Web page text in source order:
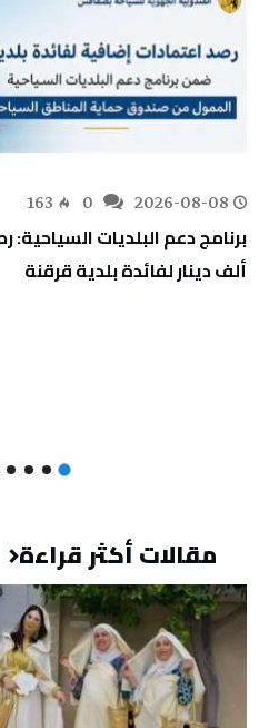
2026-08-08
163
ألف دينار لفائدة بلدية قرقنة
مقالات أكثر قراءة